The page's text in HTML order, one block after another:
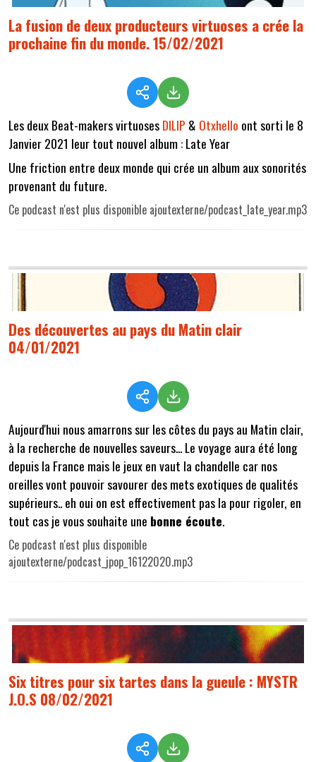
La fusion de deux producteurs virtuoses a crée la
prochaine fin du monde. 15/02/2021
Les deux Beat-makers virtuosesDILIP & Otxhello ont sorti le 8
Janvier 2021 leur tout nouvel album : Late Year
Une friction entre deux monde qui crée un album aux sonorités
provenant du future.
Ce podcast n'est plus disponible ajoutexterne/podcast_late_year.mp3
Des découvertes au pays du Matin clair
04/01/2021
Aujourd'hui nous amarrons sur les côtes du pays au Matin clair,
à la recherche de nouvelles saveurs... Le voyage aura été long
depuis la France mais le jeux en vaut la chandelle car nos
oreilles vont pouvoir savourer des mets exotiques de qualités
supérieurs.. eh oui on est effectivement pas la pour rigoler, en
tout cas je vous souhaite une bonne écoute.
Ce podcast n'est plus disponible
ajoutexterne/podcast_jpop_16122020.mp3
Six titres pour six tartes dans la gueule : MYSTR
J.O.S 08/02/2021